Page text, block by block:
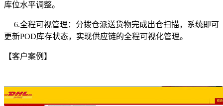
库位水平调整。
6.全程可视管理：分拨仓派送货物完成出仓扫描，系统即可
更新POD库存状态，实现供应链的全程可视化管理。
【客户案例】